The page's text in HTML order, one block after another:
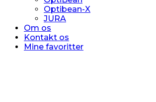
Optibean-X
JURA
Om os
Kontakt os
Mine favoritter